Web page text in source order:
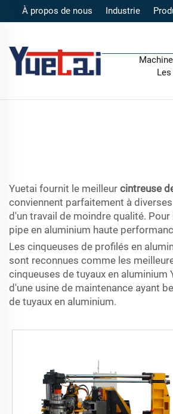
À propos de nous Industrie
Les
Yuetai fournit le meilleur cintreuse
conviennent parfaitement à
d'un travail de moindre qualité.
pipe en aluminium haute
Les cinqueuses de profilés en
sont reconnues comme les
cinqueuses de tuyaux en
d'une usine de maintenance ayant
de tuyaux en aluminium.